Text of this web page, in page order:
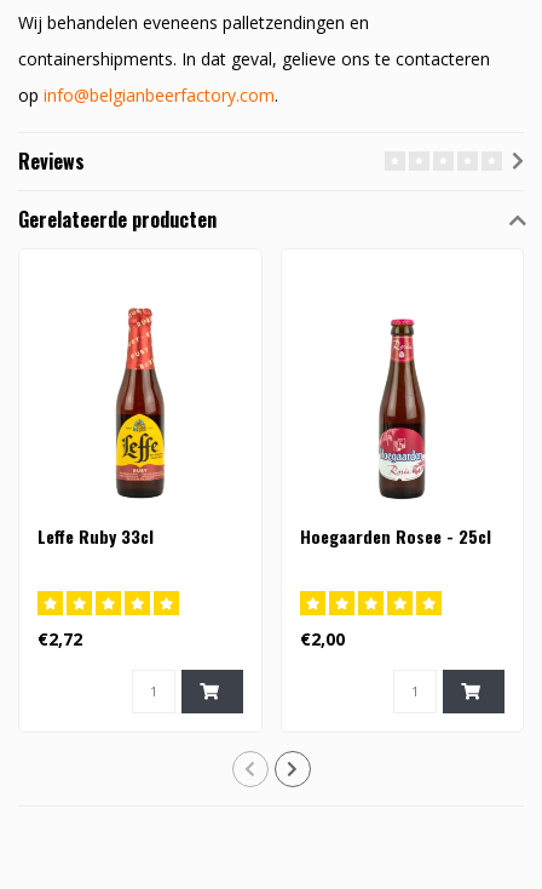
Wij behandelen eveneens palletzendingen en
containershipments. In dat geval, gelieve ons te contacteren
op info@belgianbeerfactory.com.
Reviews
Gerelateerde producten
Leffe Ruby 33cl
€2,72
Hoegaarden Rosee - 25cl
€2,00